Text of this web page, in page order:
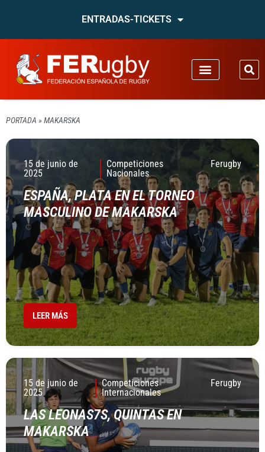
ENTRADAS-TICKETS
PORTADA » MAKARSKA
15 de junio de
2025
Competiciones
Nacionales
Ferugby
ESPAÑA, PLATA EN EL TORNEO
MASCULINO DE MAKARSKA
LEER MÁS
15 de junio de
2025
Competiciones
Internacionales
Ferugby
LAS LEONAS7S, QUINTAS EN
MAKARSKA